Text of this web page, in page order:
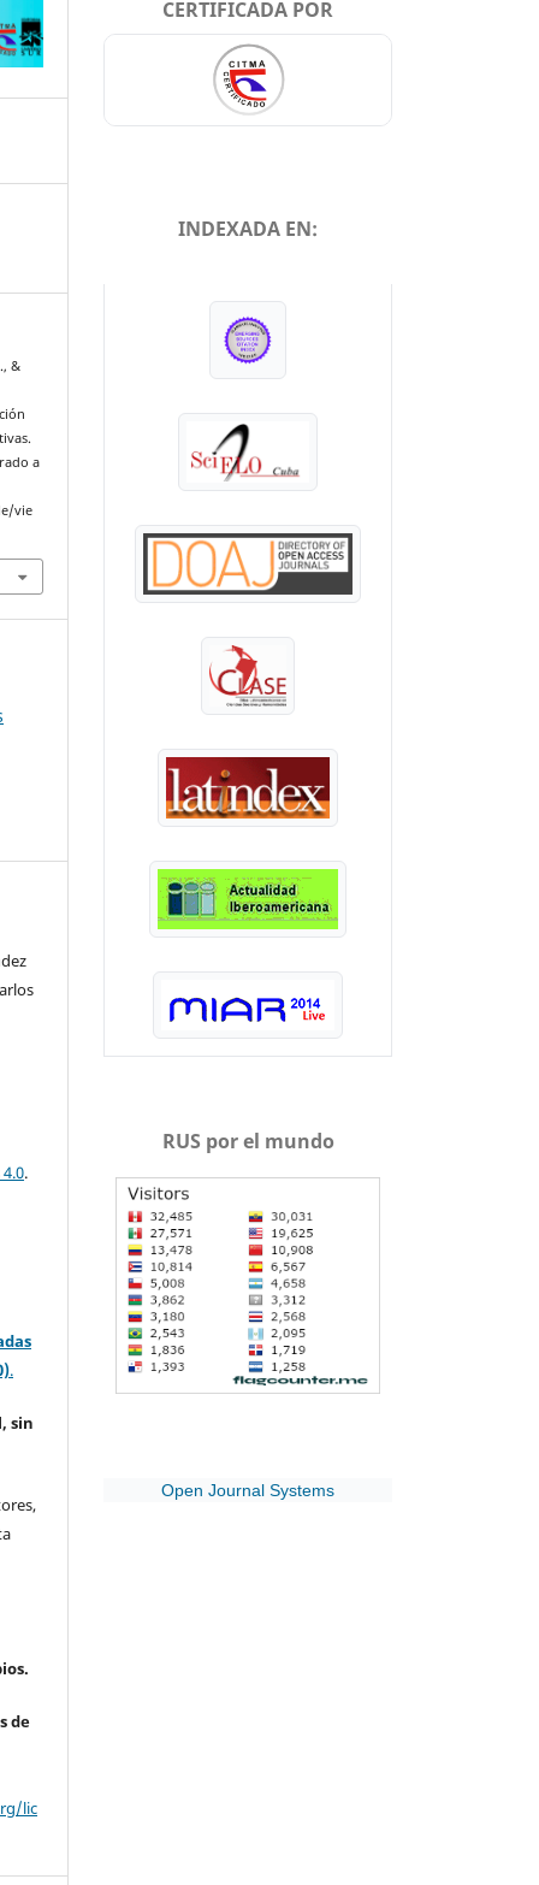
&
a
vie
.
.
sin
de
lic
CERTIFICADA POR
INDEXADA EN:
RUS por el mundo
Open Journal Systems